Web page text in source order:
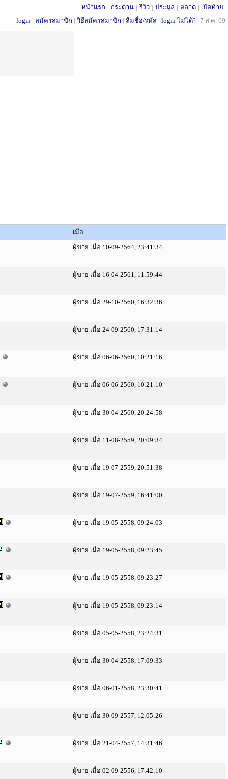
หน้าแรก | กระดาน | รีวิว | ประมูล | ตลาด | เปิดท้าย
login | สมัครสมาชิก | วิธีสมัครสมาชิก | ลืมชื่อ/รหัส | login ไม่ได้? | 7 ส.ค. 69
เมื่อ
ผู้ขาย เมื่อ 10-09-2564, 23:41:34
ผู้ขาย เมื่อ 16-04-2561, 11:59:44
ผู้ขาย เมื่อ 29-10-2560, 16:32:36
ผู้ขาย เมื่อ 24-09-2560, 17:31:14
ผู้ขาย เมื่อ 06-06-2560, 10:21:16
ผู้ขาย เมื่อ 06-06-2560, 10:21:10
ผู้ขาย เมื่อ 30-04-2560, 20:24:58
ผู้ขาย เมื่อ 11-08-2559, 20:09:34
ผู้ขาย เมื่อ 19-07-2559, 20:51:38
ผู้ขาย เมื่อ 19-07-2559, 16:41:00
ผู้ขาย เมื่อ 19-05-2558, 09:24:03
ผู้ขาย เมื่อ 19-05-2558, 09:23:45
ผู้ขาย เมื่อ 19-05-2558, 09:23:27
ผู้ขาย เมื่อ 19-05-2558, 09:23:14
ผู้ขาย เมื่อ 05-05-2558, 23:24:31
ผู้ขาย เมื่อ 30-04-2558, 17:09:33
ผู้ขาย เมื่อ 06-01-2558, 23:30:41
ผู้ขาย เมื่อ 30-09-2557, 12:05:26
ผู้ขาย เมื่อ 21-04-2557, 14:31:46
ผู้ขาย เมื่อ 02-09-2556, 17:42:10